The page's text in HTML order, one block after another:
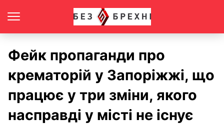
Фейк пропаганди про
крематорій у Запоріжжі, що
працює у три зміни, якого
насправді у місті не існує